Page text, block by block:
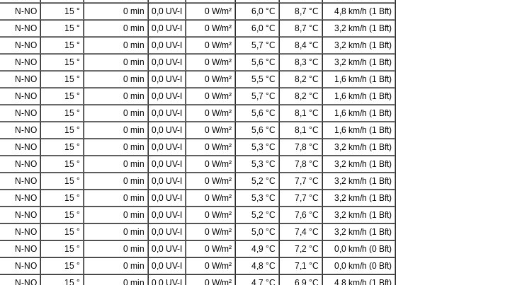
N-NO 15 ° 0 min 0,0 UV-I 0 W/m² 6,0 °C 8,7 °C
4,8 km/h (1 Bft)
N-NO 15 ° 0 min 0,0 UV-I 0 W/m² 6,0 °C 8,7 °C
3,2 km/h (1 Bft)
N-NO 15 ° 0 min 0,0 UV-I 0 W/m² 5,7 °C 8,4 °C
3,2 km/h (1 Bft)
N-NO 15 ° 0 min 0,0 UV-I 0 W/m² 5,6 °C 8,3 °C
3,2 km/h (1 Bft)
N-NO 15 ° 0 min 0,0 UV-I 0 W/m² 5,5 °C 8,2 °C
1,6 km/h (1 Bft)
N-NO 15 ° 0 min 0,0 UV-I 0 W/m² 5,7 °C 8,2 °C
1,6 km/h (1 Bft)
N-NO 15 ° 0 min 0,0 UV-I 0 W/m² 5,6 °C 8,1 °C
1,6 km/h (1 Bft)
N-NO 15 ° 0 min 0,0 UV-I 0 W/m² 5,6 °C 8,1 °C
1,6 km/h (1 Bft)
N-NO 15 ° 0 min 0,0 UV-I 0 W/m² 5,3 °C 7,8 °C
3,2 km/h (1 Bft)
N-NO 15 ° 0 min 0,0 UV-I 0 W/m² 5,3 °C 7,8 °C
3,2 km/h (1 Bft)
N-NO 15 ° 0 min 0,0 UV-I 0 W/m² 5,2 °C 7,7 °C
3,2 km/h (1 Bft)
N-NO 15 ° 0 min 0,0 UV-I 0 W/m² 5,3 °C 7,7 °C
3,2 km/h (1 Bft)
N-NO 15 ° 0 min 0,0 UV-I 0 W/m² 5,2 °C 7,6 °C
3,2 km/h (1 Bft)
N-NO 15 ° 0 min 0,0 UV-I 0 W/m² 5,0 °C 7,4 °C
3,2 km/h (1 Bft)
N-NO 15 ° 0 min 0,0 UV-I 0 W/m² 4,9 °C 7,2 °C
0,0 km/h (0 Bft)
N-NO 15 ° 0 min 0,0 UV-I 0 W/m² 4,8 °C 7,1 °C
0,0 km/h (0 Bft)
N-NO 15 ° 0 min 0,0 UV-I 0 W/m² 4,7 °C 6,9 °C
4,8 km/h (1 Bft)